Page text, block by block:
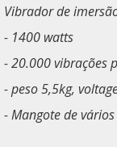
Vibrador de
- 1400 watts
- 20.000 vibrações
- peso 5,5kg,
- Mangote de